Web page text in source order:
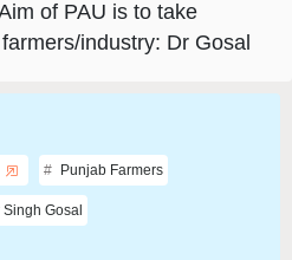
of PAU is to take
industry: Dr Gosal
Punjab Farmers
Singh Gosal